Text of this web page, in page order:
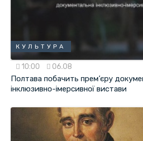
КУЛЬТУРА
10:00 06.08
Полтава побачить прем’єру
інклюзивно-імерсивної вистави